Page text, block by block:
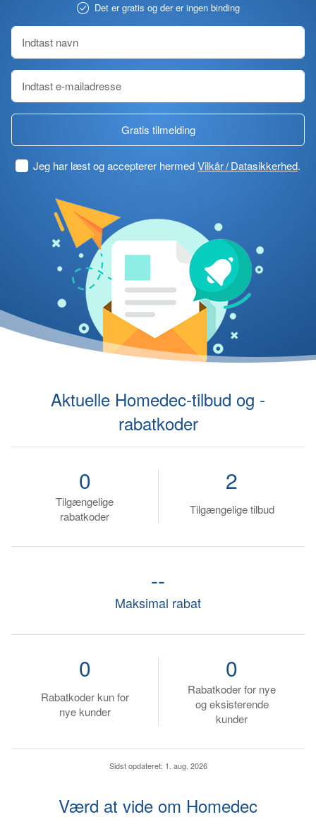
Det er gratis og der er ingen binding
Gratis tilmelding
Jeg har læst og accepterer hermedVilkår / Datasikkerhed.
Aktuelle Homedec-tilbud og -
rabatkoder
Tilgængelige
rabatkoder
0
Tilgængelige tilbud
2
Maksimal rabat
--
Rabatkoder kun for
nye kunder
0
Rabatkoder for nye
og eksisterende
kunder
0
Sidst opdateret: 1. aug. 2026
Værd at vide om Homedec